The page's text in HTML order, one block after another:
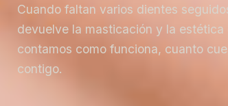
Cuando faltan varios dientes
devuelve la masticación y la estética
contamos como funciona, cuanto
contigo.